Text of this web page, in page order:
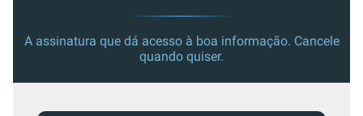
A assinatura que dá acesso à boa informação. Cancele
quando quiser.